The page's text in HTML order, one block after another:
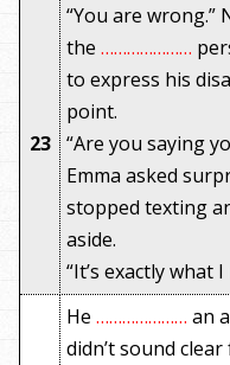
23
“You are wrong.”
the …………………
to express his
point.
“Are you saying
Emma asked
stopped texting
aside.
“It’s exactly what
He ………………… an
didn’t sound